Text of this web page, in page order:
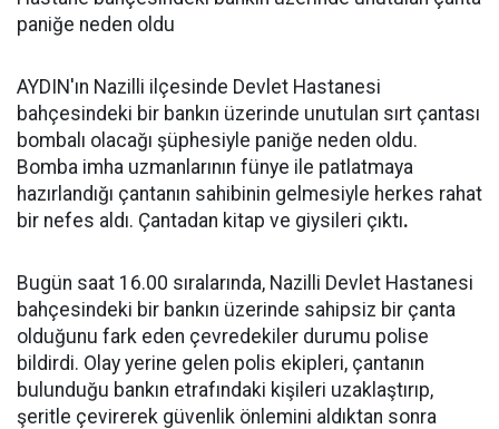
paniğe neden oldu
AYDIN'ın Nazilli ilçesinde Devlet Hastanesi
bahçesindeki bir bankın üzerinde unutulan sırt çantası
bombalı olacağı şüphesiyle paniğe neden oldu.
Bomba imha uzmanlarının fünye ile patlatmaya
hazırlandığı çantanın sahibinin gelmesiyle herkes rahat
bir nefes aldı. Çantadan kitap ve giysileri çıktı.
Bugün saat 16.00 sıralarında, Nazilli Devlet Hastanesi
bahçesindeki bir bankın üzerinde sahipsiz bir çanta
olduğunu fark eden çevredekiler durumu polise
bildirdi. Olay yerine gelen polis ekipleri, çantanın
bulunduğu bankın etrafındaki kişileri uzaklaştırıp,
şeritle çevirerek güvenlik önlemini aldıktan sonra